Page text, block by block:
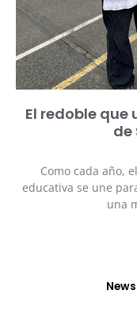
El redoble que
de
Como cada año,
educativa se une
una